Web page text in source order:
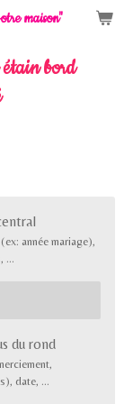
maison"
bord
année mariage),
…
du rond
date, …